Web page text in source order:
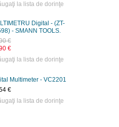
la lista de dorinţe
Digital - (ZT-
- SMANN TOOLS.
€
€
la lista de dorinţe
Multimeter - VC2201
€
la lista de dorinţe